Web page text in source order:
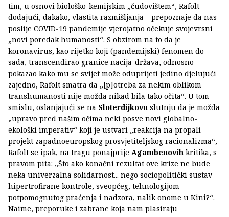
tim, u osnovi biološko-kemijskim „čudovištem“, Rafolt –
dodajući, dakako, vlastita razmišljanja – prepoznaje da nas
poslije COVID-19 pandemije vjerojatno očekuje svojevrsni
„novi poredak humanosti“. S obzirom na to da je
koronavirus, kao rijetko koji (pandemijski) fenomen do
sada, transcendirao granice nacija-država, odnosno
pokazao kako mu se svijet može oduprijeti jedino djelujući
zajedno, Rafolt smatra da „[p]otreba za nekim oblikom
transhumanosti nije možda nikad bila tako očita“. U tom
smislu, oslanjajući se na Sloterdijkovu slutnju da je možda
„upravo pred našim očima neki posve novi globalno-
ekološki imperativ“ koji je ustvari „reakcija na propali
projekt zapadnoeuropskog prosvjetiteljskog racionalizma“,
Rafolt se ipak, na tragu ponajprije Agambenovih kritika, s
pravom pita: „Što ako konačni rezultat ove krize ne bude
neka univerzalna solidarnost... nego sociopolitički sustav
hipertrofirane kontrole, sveopćeg, tehnologijom
potpomognutog praćenja i nadzora, nalik onome u Kini?“.
Naime, preporuke i zabrane koja nam plasiraju